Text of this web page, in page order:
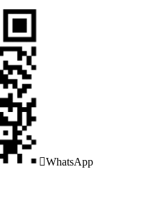
WhatsApp